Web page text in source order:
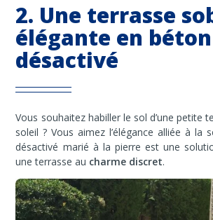
2. Une terrasse
élégante en béton
désactivé
Vous souhaitez habiller le sol d’une petite
soleil ? Vous aimez l’élégance alliée à la
désactivé marié à la pierre est une
une terrasse au charme discret.